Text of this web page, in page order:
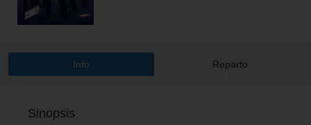
Info Reparto
Sinopsis